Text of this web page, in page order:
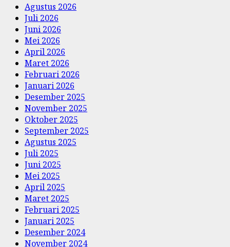
Agustus 2026
Juli 2026
Juni 2026
Mei 2026
April 2026
Maret 2026
Februari 2026
Januari 2026
Desember 2025
November 2025
Oktober 2025
September 2025
Agustus 2025
Juli 2025
Juni 2025
Mei 2025
April 2025
Maret 2025
Februari 2025
Januari 2025
Desember 2024
November 2024